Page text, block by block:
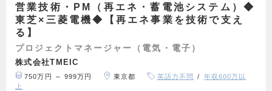
営業技術・PM（再エネ・蓄電池システム）◆
東芝×三菱電機◆【再エネ事業を技術で支え
る】
プロジェクトマネージャー（電気・電子）
株式会社TMEIC
750万円 ～ 999万円 東京都 英語力不問
年収600万以
上